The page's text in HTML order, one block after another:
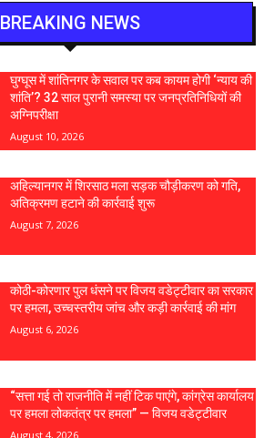
BREAKING NEWS
घुग्घूस में शांतिनगर के सवाल पर कब कायम होगी ‘न्याय की
शांति’? 32 साल पुरानी समस्या पर जनप्रतिनिधियों की
अग्निपरीक्षा
August 10, 2026
अहिल्यानगर में शिरसाठ मला सड़क चौड़ीकरण को गति,
अतिक्रमण हटाने की कार्रवाई शुरू
August 7, 2026
कोठी-कोरणार पुल धंसने पर विजय वडेट्टीवार का सरकार
पर हमला, उच्चस्तरीय जांच और कड़ी कार्रवाई की मांग
August 6, 2026
“सत्ता गई तो राजनीति में नहीं टिक पाएंगे, कांग्रेस कार्यालय
पर हमला लोकतंत्र पर हमला” — विजय वडेट्टीवार
August 4, 2026